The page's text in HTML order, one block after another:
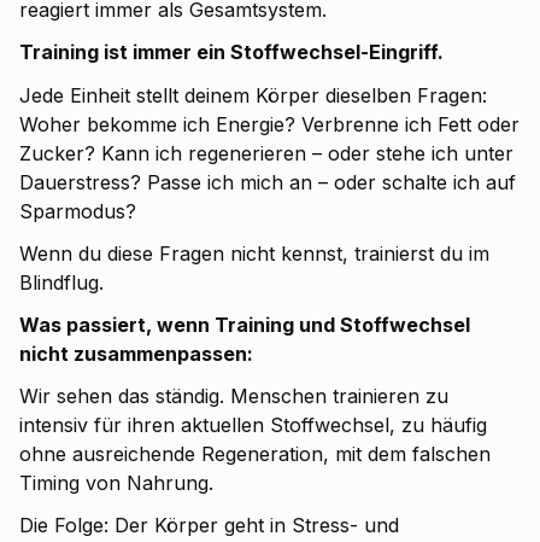
reagiert immer als Gesamtsystem.
Training ist immer ein Stoffwechsel-Eingriff.
Jede Einheit stellt deinem Körper dieselben Fragen:
Woher bekomme ich Energie? Verbrenne ich Fett oder
Zucker? Kann ich regenerieren – oder stehe ich unter
Dauerstress? Passe ich mich an – oder schalte ich auf
Sparmodus?
Wenn du diese Fragen nicht kennst, trainierst du im
Blindflug.
Was passiert, wenn Training und Stoffwechsel
nicht zusammenpassen:
Wir sehen das ständig. Menschen trainieren zu
intensiv für ihren aktuellen Stoffwechsel, zu häufig
ohne ausreichende Regeneration, mit dem falschen
Timing von Nahrung.
Die Folge: Der Körper geht in Stress- und